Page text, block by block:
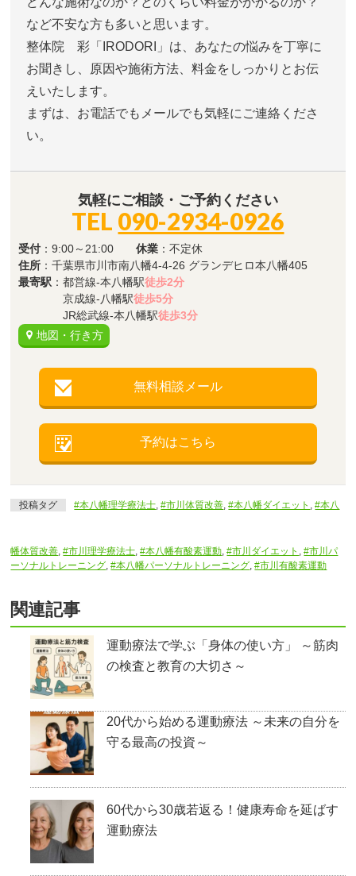
など不安な方も多いと思います。
整体院 彩「IRODORI」は、あなたの悩みを丁寧に
お聞きし、原因や施術方法、料金をしっかりとお伝
えいたします。
まずは、お電話でもメールでも気軽にご連絡くださ
い。
気軽にご相談・ご予約ください
TEL 090-2934-0926
受付 ：9:00～21:00休業 ：不定休
住所 ：千葉県市川市南八幡4-4-26 グランデヒロ本八幡405
最寄駅 ：都営線-本八幡駅徒歩2分
京成線-八幡駅徒歩5分
JR総武線-本八幡駅徒歩3分
地図・行き方
無料相談メール
予約はこちら
投稿タグ #本八幡理学療法士 ,#市川体質改善 ,#本八幡ダイエット ,#本八
幡体質改善 ,#市川理学療法士 ,#本八幡有酸素運動 ,#市川ダイエット ,#市川パ
ーソナルトレーニング ,#本八幡パーソナルトレーニング ,#市川有酸素運動
関連記事
運動療法で学ぶ「身体の使い方」 ～筋肉
の検査と教育の大切さ～
20代から始める運動療法 ～未来の自分を
守る最高の投資～
60代から30歳若返る！健康寿命を延ばす
運動療法